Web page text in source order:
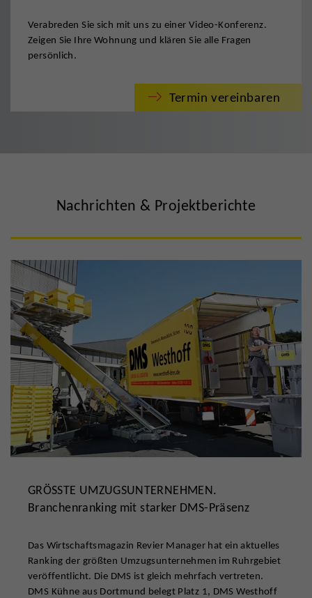
Verabreden Sie sich mit uns zu einer Video-Konferenz.
Zeigen Sie Ihre Wohnung und klären Sie alle Fragen
persönlich.
Termin vereinbaren
Nachrichten & Projektberichte
GRÖSSTE UMZUGSUNTERNEHMEN.
Branchenranking mit starker DMS-Präsenz
Das Wirtschaftsmagazin Revier Manager hat ein aktuelles
Ranking der größten Umzugsunternehmen im Ruhrgebiet
veröffentlicht. Die DMS ist gleich mehrfach vertreten.
DMS Kühne aus Dortmund belegt Platz 1, DMS Westhoff